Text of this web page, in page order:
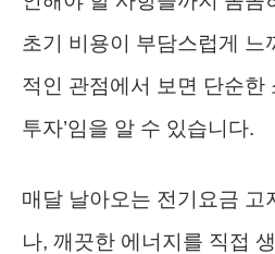
초기 비용이 부담스럽게 느
적인 관점에서 보면 단순한
투자’임을 알 수 있습니다.
매달 날아오는 전기요금 고
나, 깨끗한 에너지를 직접